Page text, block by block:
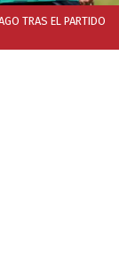
TRAS EL PARTIDO